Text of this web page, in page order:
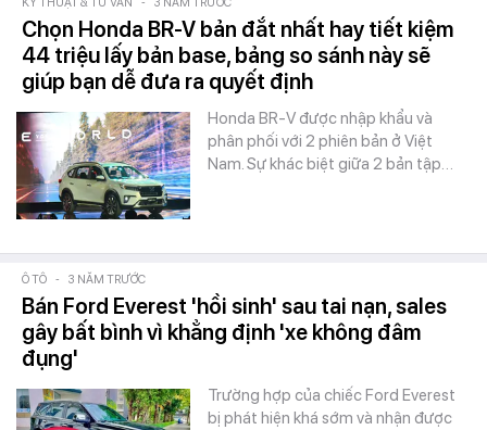
Chọn Honda BR-V bản đắt nhất hay tiết kiệm
44 triệu lấy bản base, bảng so sánh này sẽ
giúp bạn dễ đưa ra quyết định
Honda BR-V được nhập khẩu và
phân phối với 2 phiên bản ở Việt
Nam. Sự khác biệt giữa 2 bản tập…
Ô TÔ - 3 NĂM TRƯỚC
Bán Ford Everest 'hồi sinh' sau tai nạn, sales
gây bất bình vì khẳng định 'xe không đâm
đụng'
Trường hợp của chiếc Ford Everest
bị phát hiện khá sớm và nhận được